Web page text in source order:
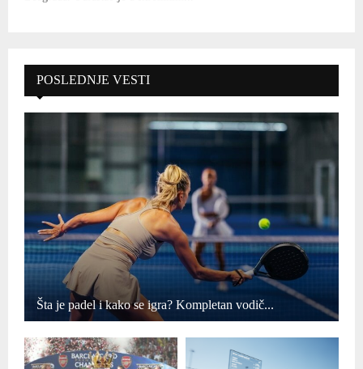
POSLEDNJE VESTI
Šta je padel i kako se igra? Kompletan vodič...